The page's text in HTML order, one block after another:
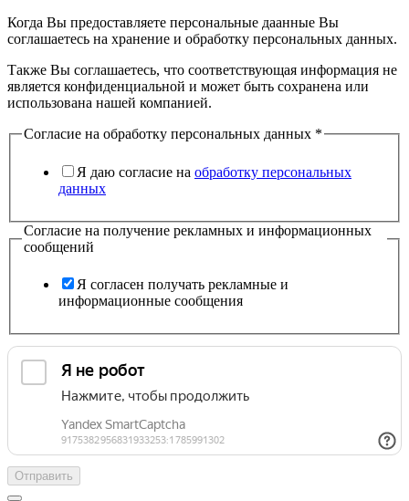
Когда Вы предоставляете персональные даанные Вы
соглашаетесь на хранение и обработку персональных данных.
Также Вы соглашаетесь, что соответствующая информация не
является конфиденциальной и может быть сохранена или
использована нашей компанией.
Согласие на обработку персональных данных *
Я даю согласие на обработку персональных
данных
Согласие на получение рекламных и информационных
сообщений
Я согласен получать рекламные и
информационные сообщения
Отправить